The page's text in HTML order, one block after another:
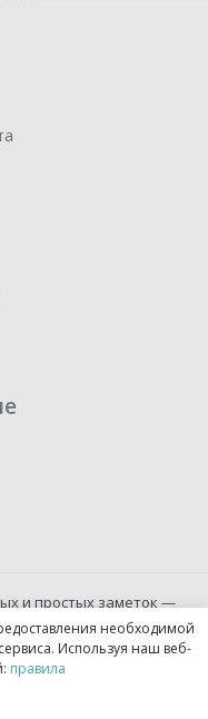
и простых заметок —
из браузера.необходимой
Используя наш веб-
правила